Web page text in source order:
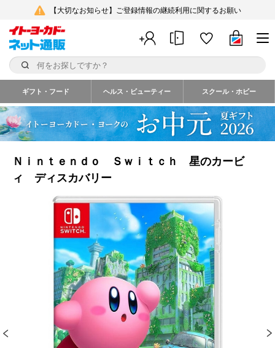
【大切なお知らせ】ご登録情報の継続利用に関するお願い
ギフト・フード ヘルス・ビューティー スクール・ホビー
Ｎｉｎｔｅｎｄｏ Ｓｗｉｔｃｈ 星のカービ
ィ ディスカバリー